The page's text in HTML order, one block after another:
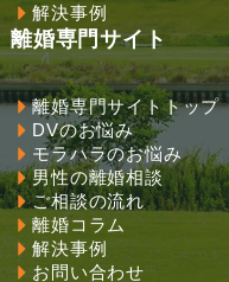
解決事例
離婚専門サイト
離婚専門サイトトップ
DVのお悩み
モラハラのお悩み
男性の離婚相談
ご相談の流れ
離婚コラム
解決事例
お問い合わせ